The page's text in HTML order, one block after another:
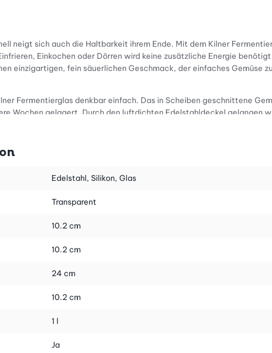
neigt sich auch die Haltbarkeit ihrem Ende. Mit dem Kilner
Einkochen oder Dörren wird keine zusätzliche Energie
einzigartigen, fein säuerlichen Geschmack, der einfaches Gemüse
Fermentierglas denkbar einfach. Das in Scheiben geschnittene
Wochen gelagert. Durch den luftdichten Edelstahldeckel gelangen
Mit dem Kilner Fermentierglas im praktischen 2er-Set musst du
Edelstahl, Silikon, Glas
Transparent
10.2 cm
10.2 cm
24 cm
10.2 cm
1 l
Ja